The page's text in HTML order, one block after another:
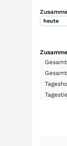
heute